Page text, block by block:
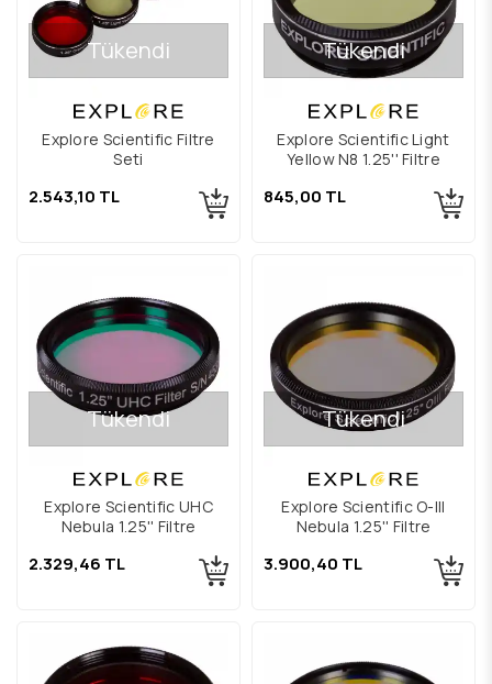
Tükendi
Explore Scientific Filtre
Seti
2.543,10 TL
Tükendi
Explore Scientific Light
Yellow N8 1.25'' Filtre
845,00 TL
Tükendi
Explore Scientific UHC
Nebula 1.25'' Filtre
2.329,46 TL
Tükendi
Explore Scientific O-III
Nebula 1.25'' Filtre
3.900,40 TL